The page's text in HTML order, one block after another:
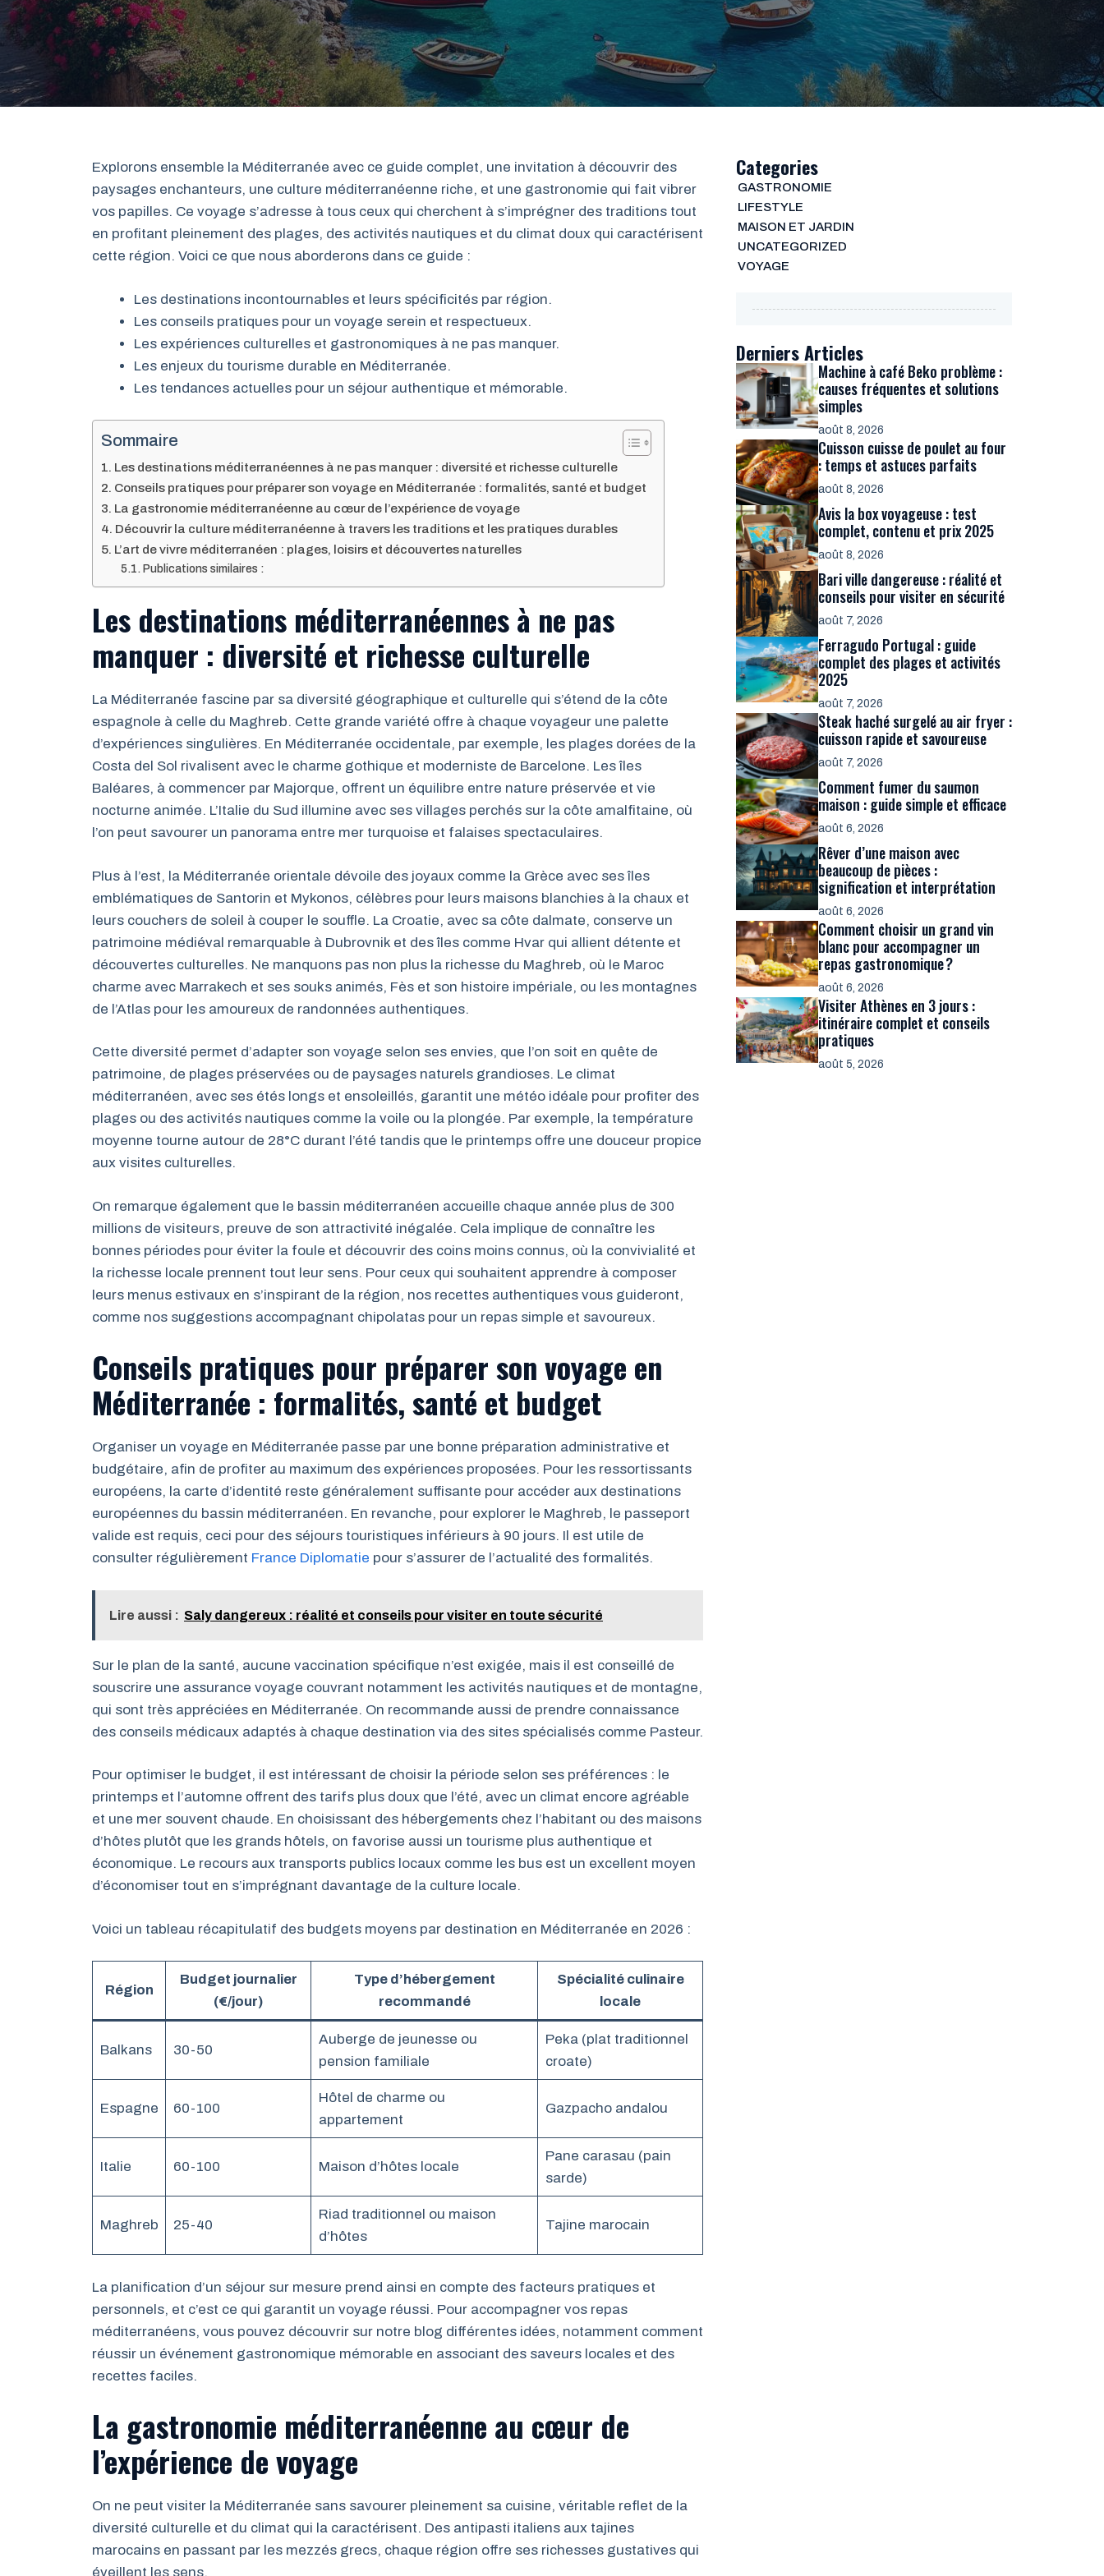
Explorons ensemble la Méditerranée avec ce guide complet, une invitation à découvrir des
paysages enchanteurs, une culture méditerranéenne riche, et une gastronomie qui fait vibrer
vos papilles. Ce voyage s’adresse à tous ceux qui cherchent à s’imprégner des traditions tout
en profitant pleinement des plages, des activités nautiques et du climat doux qui caractérisent
cette région. Voici ce que nous aborderons dans ce guide :
Les destinations incontournables et leurs spécificités par région.
Les conseils pratiques pour un voyage serein et respectueux.
Les expériences culturelles et gastronomiques à ne pas manquer.
Les enjeux du tourisme durable en Méditerranée.
Les tendances actuelles pour un séjour authentique et mémorable.
Sommaire
Les destinations méditerranéennes à ne pas manquer : diversité et richesse culturelle
Conseils pratiques pour préparer son voyage en Méditerranée : formalités, santé et budget
La gastronomie méditerranéenne au cœur de l’expérience de voyage
Découvrir la culture méditerranéenne à travers les traditions et les pratiques durables
L’art de vivre méditerranéen : plages, loisirs et découvertes naturelles
Publications similaires :
Les destinations méditerranéennes à ne pas
manquer : diversité et richesse culturelle
La Méditerranée fascine par sa diversité géographique et culturelle qui s’étend de la côte
espagnole à celle du Maghreb. Cette grande variété offre à chaque voyageur une palette
d’expériences singulières. En Méditerranée occidentale, par exemple, les plages dorées de la
Costa del Sol rivalisent avec le charme gothique et moderniste de Barcelone. Les îles
Baléares, à commencer par Majorque, offrent un équilibre entre nature préservée et vie
nocturne animée. L’Italie du Sud illumine avec ses villages perchés sur la côte amalfitaine, où
l’on peut savourer un panorama entre mer turquoise et falaises spectaculaires.
Plus à l’est, la Méditerranée orientale dévoile des joyaux comme la Grèce avec ses îles
emblématiques de Santorin et Mykonos, célèbres pour leurs maisons blanchies à la chaux et
leurs couchers de soleil à couper le souffle. La Croatie, avec sa côte dalmate, conserve un
patrimoine médiéval remarquable à Dubrovnik et des îles comme Hvar qui allient détente et
découvertes culturelles. Ne manquons pas non plus la richesse du Maghreb, où le Maroc
charme avec Marrakech et ses souks animés, Fès et son histoire impériale, ou les montagnes
de l’Atlas pour les amoureux de randonnées authentiques.
Cette diversité permet d’adapter son voyage selon ses envies, que l’on soit en quête de
patrimoine, de plages préservées ou de paysages naturels grandioses. Le climat
méditerranéen, avec ses étés longs et ensoleillés, garantit une météo idéale pour profiter des
plages ou des activités nautiques comme la voile ou la plongée. Par exemple, la température
moyenne tourne autour de 28°C durant l’été tandis que le printemps offre une douceur propice
aux visites culturelles.
On remarque également que le bassin méditerranéen accueille chaque année plus de 300
millions de visiteurs, preuve de son attractivité inégalée. Cela implique de connaître les
bonnes périodes pour éviter la foule et découvrir des coins moins connus, où la convivialité et
la richesse locale prennent tout leur sens. Pour ceux qui souhaitent apprendre à composer
leurs menus estivaux en s’inspirant de la région, nos recettes authentiques vous guideront,
comme nos suggestions accompagnant chipolatas pour un repas simple et savoureux.
Conseils pratiques pour préparer son voyage en
Méditerranée : formalités, santé et budget
Organiser un voyage en Méditerranée passe par une bonne préparation administrative et
budgétaire, afin de profiter au maximum des expériences proposées. Pour les ressortissants
européens, la carte d’identité reste généralement suffisante pour accéder aux destinations
européennes du bassin méditerranéen. En revanche, pour explorer le Maghreb, le passeport
valide est requis, ceci pour des séjours touristiques inférieurs à 90 jours. Il est utile de
consulter régulièrement France Diplomatie pour s’assurer de l’actualité des formalités.
Lire aussi : Saly dangereux : réalité et conseils pour visiter en toute sécurité
Sur le plan de la santé, aucune vaccination spécifique n’est exigée, mais il est conseillé de
souscrire une assurance voyage couvrant notamment les activités nautiques et de montagne,
qui sont très appréciées en Méditerranée. On recommande aussi de prendre connaissance
des conseils médicaux adaptés à chaque destination via des sites spécialisés comme Pasteur.
Pour optimiser le budget, il est intéressant de choisir la période selon ses préférences : le
printemps et l’automne offrent des tarifs plus doux que l’été, avec un climat encore agréable
et une mer souvent chaude. En choisissant des hébergements chez l’habitant ou des maisons
d’hôtes plutôt que les grands hôtels, on favorise aussi un tourisme plus authentique et
économique. Le recours aux transports publics locaux comme les bus est un excellent moyen
d’économiser tout en s’imprégnant davantage de la culture locale.
Voici un tableau récapitulatif des budgets moyens par destination en Méditerranée en 2026 :
Région
Budget journalier
(€/jour)
Type d’hébergement
recommandé
Spécialité culinaire
locale
Balkans 30-50
Auberge de jeunesse ou
pension familiale
Peka (plat traditionnel
croate)
Espagne 60-100
Hôtel de charme ou
appartement
Gazpacho andalou
Italie 60-100 Maison d’hôtes locale
Pane carasau (pain
sarde)
Maghreb 25-40
Riad traditionnel ou maison
d’hôtes
Tajine marocain
La planification d’un séjour sur mesure prend ainsi en compte des facteurs pratiques et
personnels, et c’est ce qui garantit un voyage réussi. Pour accompagner vos repas
méditerranéens, vous pouvez découvrir sur notre blog différentes idées, notamment comment
réussir un événement gastronomique mémorable en associant des saveurs locales et des
recettes faciles.
La gastronomie méditerranéenne au cœur de
l’expérience de voyage
On ne peut visiter la Méditerranée sans savourer pleinement sa cuisine, véritable reflet de la
diversité culturelle et du climat qui la caractérisent. Des antipasti italiens aux tajines
marocains en passant par les mezzés grecs, chaque région offre ses richesses gustatives qui
éveillent les sens.
Categories
GASTRONOMIE
LIFESTYLE
MAISON ET JARDIN
UNCATEGORIZED
VOYAGE
Derniers Articles
Machine à café Beko problème :
causes fréquentes et solutions
simples
août 8, 2026
Cuisson cuisse de poulet au four
: temps et astuces parfaits
août 8, 2026
Avis la box voyageuse : test
complet, contenu et prix 2025
août 8, 2026
Bari ville dangereuse : réalité et
conseils pour visiter en sécurité
août 7, 2026
Ferragudo Portugal : guide
complet des plages et activités
2025
août 7, 2026
Steak haché surgelé au air fryer :
cuisson rapide et savoureuse
août 7, 2026
Comment fumer du saumon
maison : guide simple et efficace
août 6, 2026
Rêver d’une maison avec
beaucoup de pièces :
signification et interprétation
août 6, 2026
Comment choisir un grand vin
blanc pour accompagner un
repas gastronomique ?
août 6, 2026
Visiter Athènes en 3 jours :
itinéraire complet et conseils
pratiques
août 5, 2026